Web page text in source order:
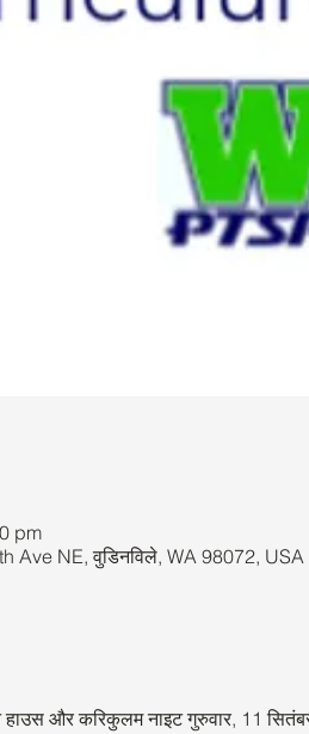
pm
Ave NE, वुडिनविले, WA 98072, USA
और करिकुलम नाइट गुरुवार, 11